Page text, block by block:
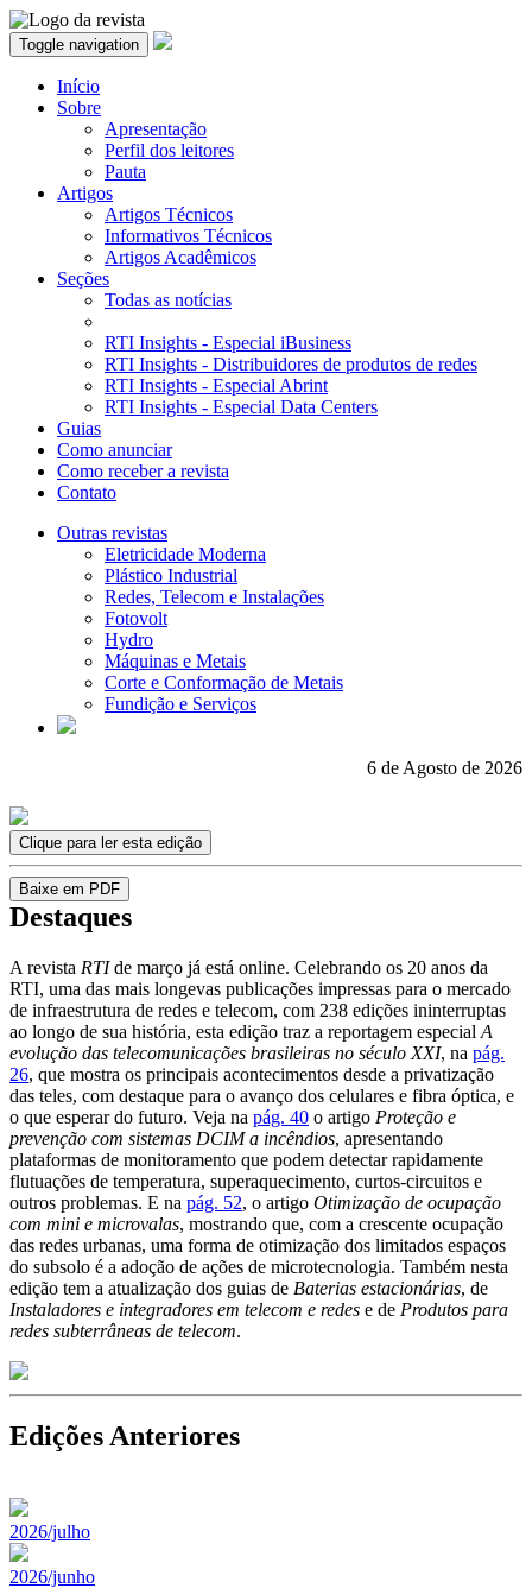
Toggle navigation
Início
Sobre
Apresentação
Perfil dos leitores
Pauta
Artigos
Artigos Técnicos
Informativos Técnicos
Artigos Acadêmicos
Seções
Todas as notícias
RTI Insights - Especial iBusiness
RTI Insights - Distribuidores de produtos de redes
RTI Insights - Especial Abrint
RTI Insights - Especial Data Centers
Guias
Como anunciar
Como receber a revista
Contato
Outras revistas
Eletricidade Moderna
Plástico Industrial
Redes, Telecom e Instalações
Fotovolt
Hydro
Máquinas e Metais
Corte e Conformação de Metais
Fundição e Serviços
6 de Agosto de 2026
Clique para ler esta edição
Baixe em PDF
Destaques
A revista RTIde março já está online. Celebrando os 20 anos da
RTI, uma das mais longevas publicações impressas para o mercado
de infraestrutura de redes e telecom, com 238 edições ininterruptas
ao longo de sua história, esta edição traz a reportagem especial A
evolução das telecomunicações brasileiras no século XXI, na pág.
26, que mostra os principais acontecimentos desde a privatização
das teles, com destaque para o avanço dos celulares e fibra óptica, e
o que esperar do futuro. Veja na pág. 40 o artigo Proteção e
prevenção com sistemas DCIM a incêndios, apresentando
plataformas de monitoramento que podem detectar rapidamente
flutuações de temperatura, superaquecimento, curtos-circuitos e
outros problemas. E na pág. 52, o artigo Otimização de ocupação
com mini e microvalas, mostrando que, com a crescente ocupação
das redes urbanas, uma forma de otimização dos limitados espaços
do subsolo é a adoção de ações de microtecnologia. Também nesta
edição tem a atualização dos guias de Baterias estacionárias, de
Instaladores e integradores em telecom e redes e de Produtos para
redes subterrâneas de telecom.
Edições Anteriores
2026/julho
2026/junho